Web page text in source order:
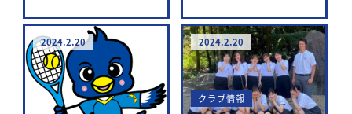
2024.2.20 2024.2.20
クラブ情報